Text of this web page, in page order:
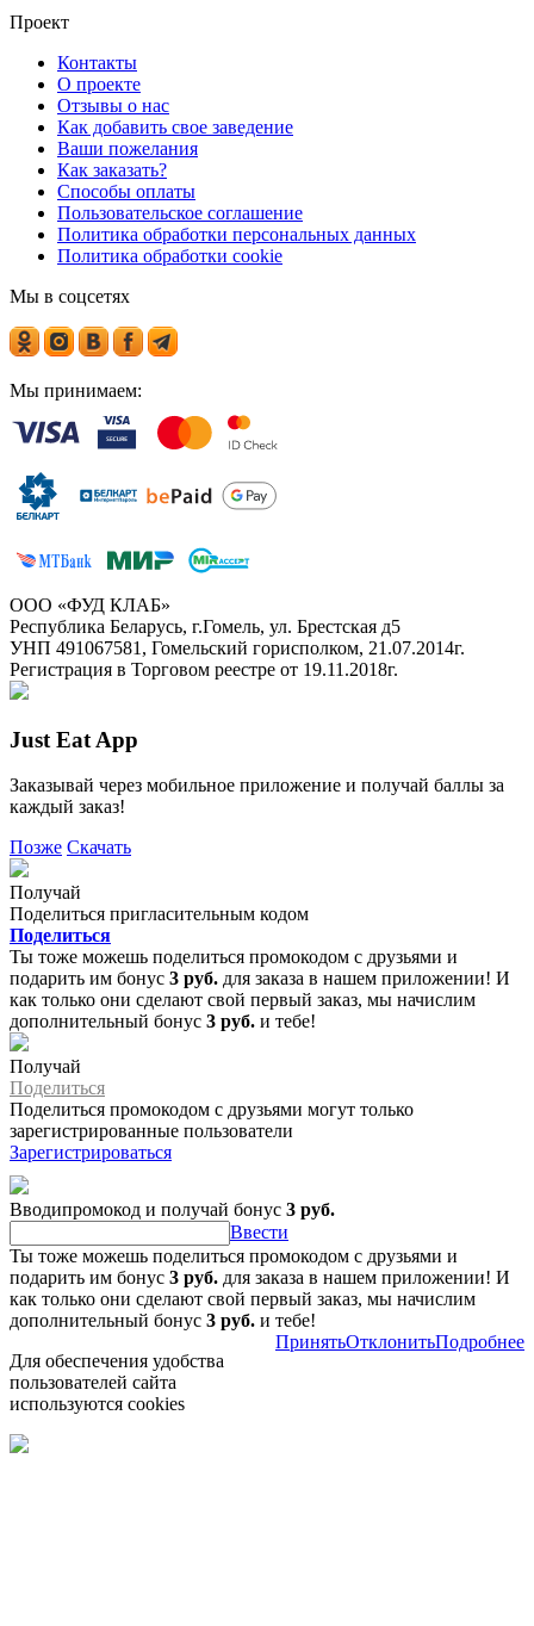
Проект
Контакты
О проекте
Отзывы о нас
Как добавить свое заведение
Ваши пожелания
Как заказать?
Способы оплаты
Пользовательское соглашение
Политика обработки персональных данных
Политика обработки cookie
Мы в соцсетях
Мы принимаем:
ООО «ФУД КЛАБ»
Республика Беларусь, г.Гомель, ул. Брестская д5
УНП 491067581, Гомельский горисполком, 21.07.2014г.
Регистрация в Торговом реестре от 19.11.2018г.
Just Eat App
Заказывай через мобильное приложение и получай баллы за
каждый заказ!
Позже Скачать
Получай
Поделиться пригласительным кодом
Поделиться
Ты тоже можешь поделиться промокодом с друзьями и
подарить им бонус 3 руб. для заказа в нашем приложении! И
как только они сделают свой первый заказ, мы начислим
дополнительный бонус 3 руб. и тебе!
Получай
Поделиться
Поделиться промокодом с друзьями могут только
зарегистрированные пользователи
Зарегистрироваться
Вводипромокод и получай бонус 3 руб.
Ввести
Ты тоже можешь поделиться промокодом с друзьями и
подарить им бонус 3 руб. для заказа в нашем приложении! И
как только они сделают свой первый заказ, мы начислим
дополнительный бонус 3 руб. и тебе!
Для обеспечения удобства
пользователей сайта
используются cookies
ПринятьОтклонитьПодробнее